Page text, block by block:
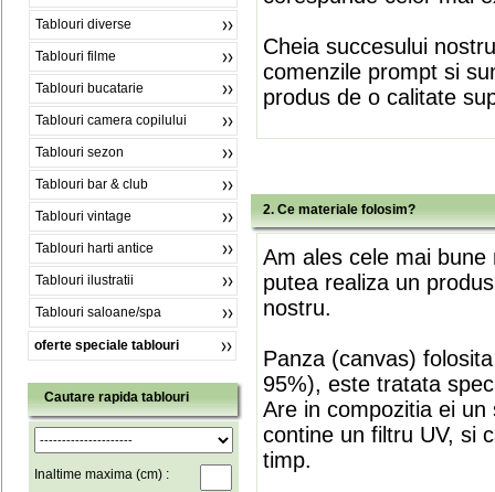
Tablouri diverse
Tablouri filme
Tablouri bucatarie
Tablouri camera copilului
Tablouri sezon
Tablouri bar & club
Tablouri vintage
Tablouri harti antice
Tablouri ilustratii
Tablouri saloane/spa
oferte speciale tablouri
Cautare rapida tablouri
Inaltime maxima (cm) :
Cheia succesului
comenzile prompt si
produs de o calitate
2. Ce materiale folosim?
Am ales cele mai
putea realiza un
nostru.
Panza (canvas)
95%), este tratata
Are in compozitia ei
contine un filtru UV, si
timp.